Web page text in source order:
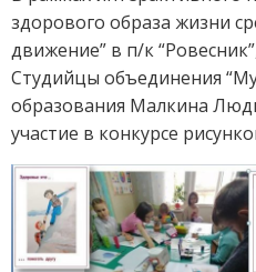
здорового образа жизни
движение” в п/к
Студийцы объединения
образования Малкина
участие в конкурсе